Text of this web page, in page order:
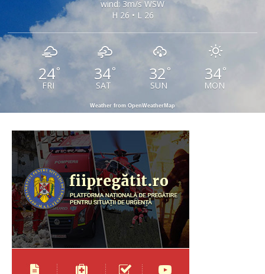
wind: 3m/s WSW
H 26 • L 26
24°
FRI
34°
SAT
32 °
SUN
34°
MON
Weather from OpenWeatherMap